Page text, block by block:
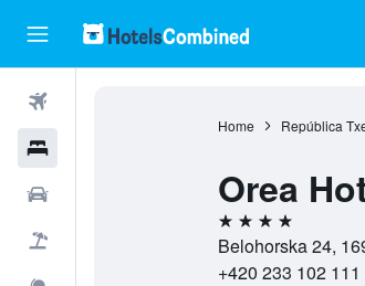
Home República
Orea
4 estrelles
Belohorska 24,
+420 233 102 111